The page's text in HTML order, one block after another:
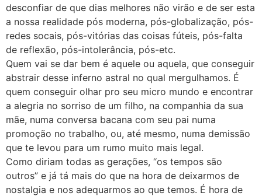
desconfiar de que dias melhores não virão e de ser esta
a nossa realidade pós moderna, pós-globalização, pós-
redes socais, pós-vitórias das coisas fúteis, pós-falta
de reflexão, pós-intolerância, pós-etc.
Quem vai se dar bem é aquele ou aquela, que conseguir
abstrair desse inferno astral no qual mergulhamos. É
quem conseguir olhar pro seu micro mundo e encontrar
a alegria no sorriso de um filho, na companhia da sua
mãe, numa conversa bacana com seu pai numa
promoção no trabalho, ou, até mesmo, numa demissão
que te levou para um rumo muito mais legal.
Como diriam todas as gerações, “os tempos são
outros” e já tá mais do que na hora de deixarmos de
nostalgia e nos adequarmos ao que temos. É hora de